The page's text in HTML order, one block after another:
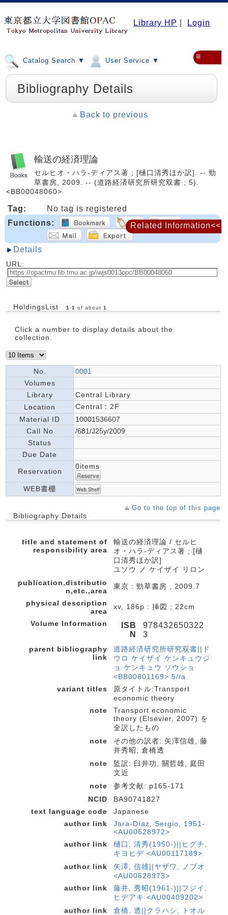
Library HP Login
Catalog Search ▼ User Service ▼ ≡
Bibliography Details
Back to previous
輸送の経済理論
セルヒオ・ハラ-ディアス著 ; [樋口清秀ほか訳]. -- 勁
草書房, 2009. -- (道路経済研究所研究双書 ; 5).
<BB00048060>
Tag:
No tag is registered
Functions:
Details
URL:
HoldingsList 1 -1 of about 1
Click a number to display details about the
collection.
No.
0001
Volumes
Library
Central Library
Location
Central：2F
Material ID
10001536607
Call No
/681/J25y/2009
Status
Due Date
Reservation
0items
WEB書棚
Go to the top of this page
Bibliography Details
title and statement of
responsibility area
輸送の経済理論 / セルヒ
オ・ハラ-ディアス著 ; [樋
口清秀ほか訳]
ユソウ ノ ケイザイ リロン
publication,distributio
n,etc.,area
東京 : 勁草書房 , 2009.7
physical description
area
xv, 186p : 挿図 ; 22cm
Volume Information
ISB
N
978432650322
3
parent bibliography
link
道路経済研究所研究双書||ド
ウロ ケイザイ ケンキュウジ
ョ ケンキュウ ソウショ
<BB00801169> 5//a
variant titles
原タイトル:Transport
economic theory
note
Transport economic
theory (Elsevier, 2007) を
全訳したもの
note
その他の訳者: 矢澤信雄, 藤
井秀昭, 倉橋透
note
監訳: 臼井功, 關哲雄, 庭田
文近
note
参考文献: p165-171
NCID
BA90741827
text language code
Japanese
author link
Jara-Díaz, Sergio, 1951-
<AU00628972>
author link
樋口, 清秀(1950-)||ヒグチ,
キヨヒデ <AU00117189>
author link
矢澤, 信雄||ヤザワ, ノブオ
<AU00628973>
author link
藤井, 秀昭(1961-)||フジイ,
ヒデアキ <AU00409202>
author link
倉橋, 透||クラハシ, トオル
Related Information<<